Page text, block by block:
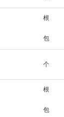
根
包
个
根
包